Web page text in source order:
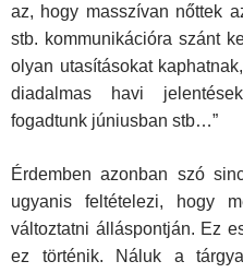
az, hogy masszívan nőttek
stb. kommunikációra szánt
olyan utasításokat
diadalmas havi
fogadtunk júniusban stb…”
Érdemben azonban szó
ugyanis feltételezi, hogy
változtatni álláspontján. Ez
ez történik. Náluk a